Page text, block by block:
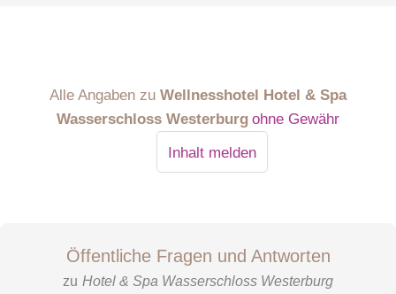
Alle Angaben zu Wellnesshotel Hotel & Spa
Wasserschloss Westerburg ohne Gewähr
Inhalt melden
Öffentliche Fragen und Antworten
zu Hotel & Spa Wasserschloss Westerburg